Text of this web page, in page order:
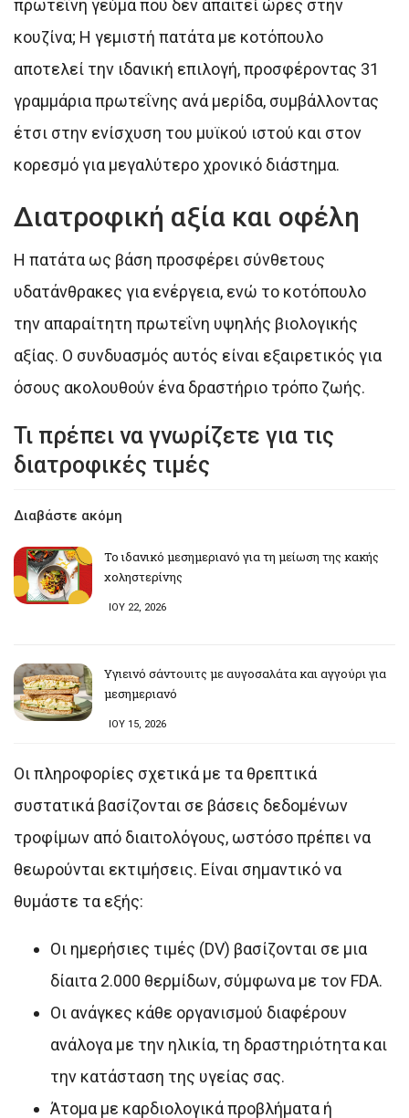
πρωτεΐνη γεύμα που δεν απαιτεί ώρες στην
κουζίνα; Η γεμιστή πατάτα με κοτόπουλο
αποτελεί την ιδανική επιλογή, προσφέροντας 31
γραμμάρια πρωτεΐνης ανά μερίδα, συμβάλλοντας
έτσι στην ενίσχυση του μυϊκού ιστού και στον
κορεσμό για μεγαλύτερο χρονικό διάστημα.
Διατροφική αξία και οφέλη
Η πατάτα ως βάση προσφέρει σύνθετους
υδατάνθρακες για ενέργεια, ενώ το κοτόπουλο
την απαραίτητη πρωτεΐνη υψηλής βιολογικής
αξίας. Ο συνδυασμός αυτός είναι εξαιρετικός για
όσους ακολουθούν ένα δραστήριο τρόπο ζωής.
Τι πρέπει να γνωρίζετε για τις
διατροφικές τιμές
Διαβάστε ακόμη
Το ιδανικό μεσημεριανό για τη μείωση της κακής
χοληστερίνης
ΙΟΥ 22, 2026
Υγιεινό σάντουιτς με αυγοσαλάτα και αγγούρι για
μεσημεριανό
ΙΟΥ 15, 2026
Οι πληροφορίες σχετικά με τα θρεπτικά
συστατικά βασίζονται σε βάσεις δεδομένων
τροφίμων από διαιτολόγους, ωστόσο πρέπει να
θεωρούνται εκτιμήσεις. Είναι σημαντικό να
θυμάστε τα εξής:
Οι ημερήσιες τιμές (DV) βασίζονται σε μια
δίαιτα 2.000 θερμίδων, σύμφωνα με τον FDA.
Οι ανάγκες κάθε οργανισμού διαφέρουν
ανάλογα με την ηλικία, τη δραστηριότητα και
την κατάσταση της υγείας σας.
Άτομα με καρδιολογικά προβλήματα ή